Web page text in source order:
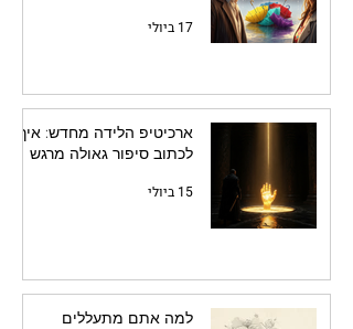
17 ביולי
ארכיטיפ הלידה מחדש: איך
לכתוב סיפור גאולה מרגש
15 ביולי
למה אתם מתעללים